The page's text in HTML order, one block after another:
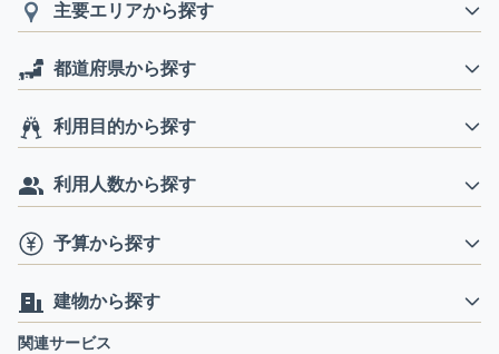
主要エリアから探す
都道府県から探す
利用目的から探す
利用人数から探す
予算から探す
建物から探す
関連サービス